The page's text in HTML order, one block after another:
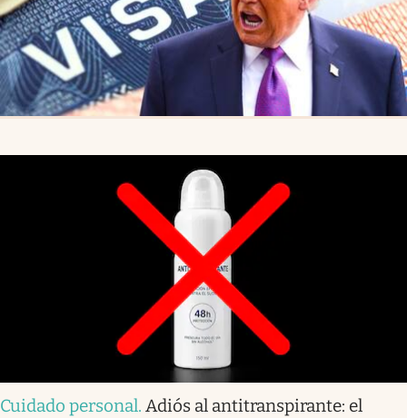
Cuidado personal. Adiós al antitranspirante: el